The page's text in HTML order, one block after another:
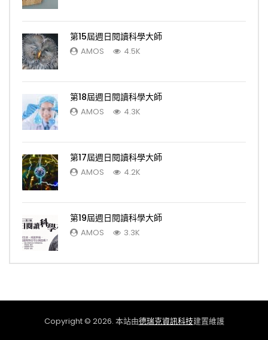
第15屆週日閱讀科學大師
AMOS 4.5K
第18屆週日閱讀科學大師
AMOS 4.3K
第17屆週日閱讀科學大師
AMOS 4.2K
第19屆週日閱讀科學大師
AMOS 3.3K
Copyright © 2026. 本站由德瑞克資訊科技建置維護